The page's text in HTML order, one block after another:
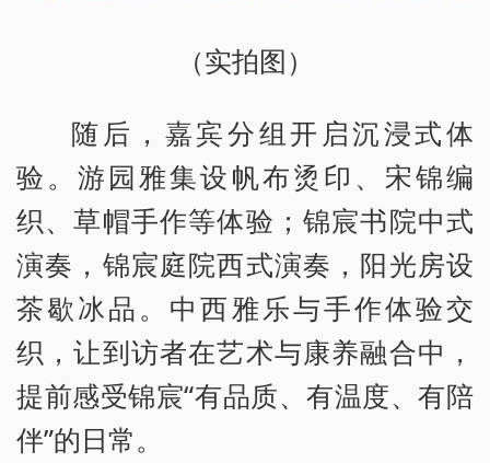
（实拍图）
随后，嘉宾分组开启沉浸式体
验。游园雅集设帆布烫印、宋锦编
织、草帽手作等体验；锦宸书院中式
演奏，锦宸庭院西式演奏，阳光房设
茶歇冰品。中西雅乐与手作体验交
织，让到访者在艺术与康养融合中，
提前感受锦宸“有品质、有温度、有陪
伴”的日常。